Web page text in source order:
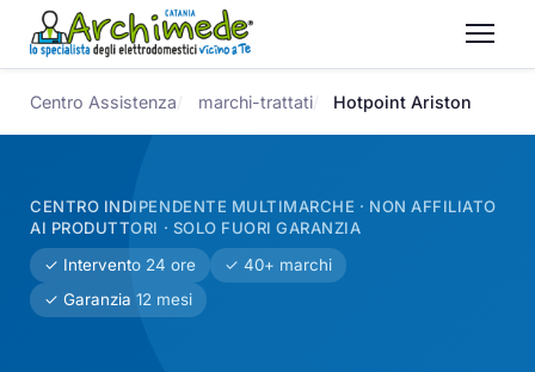
Centro Assistenza marchi-trattati Hotpoint Ariston
CENTRO INDIPENDENTE MULTIMARCHE · NON AFFILIATO
AI PRODUTTORI · SOLO FUORI GARANZIA
✓ Intervento 24 ore
✓ 40+ marchi
✓ Garanzia 12 mesi